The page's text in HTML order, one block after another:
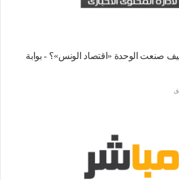
صنعت الوحدة «اقتصاد الونس»؟ - بوابة